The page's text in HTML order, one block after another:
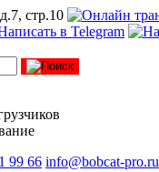
стр.10
99 66 info@bobcat-pro.ru